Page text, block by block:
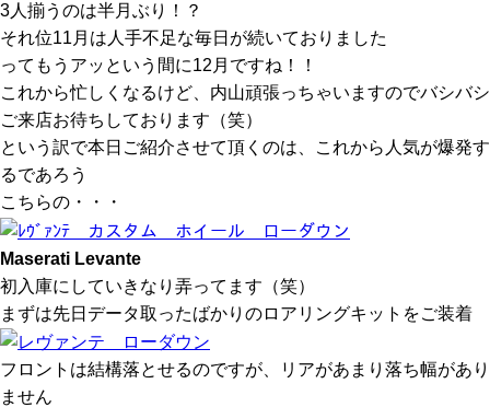
3人揃うのは半月ぶり！？
それ位11月は人手不足な毎日が続いておりました
ってもうアッという間に12月ですね！！
これから忙しくなるけど、内山頑張っちゃいますのでバシバシ
ご来店お待ちしております（笑）
という訳で本日ご紹介させて頂くのは、これから人気が爆発す
るであろう
こちらの・・・
Maserati Levante
初入庫にしていきなり弄ってます（笑）
まずは先日データ取ったばかりのロアリングキットをご装着
フロントは結構落とせるのですが、リアがあまり落ち幅があり
ません